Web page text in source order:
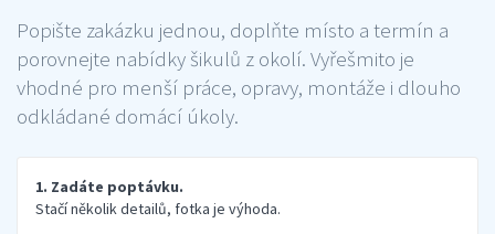
Popište zakázku jednou, doplňte místo a termín a
porovnejte nabídky šikulů z okolí. Vyřešmito je
vhodné pro menší práce, opravy, montáže i dlouho
odkládané domácí úkoly.
1. Zadáte poptávku.
Stačí několik detailů, fotka je výhoda.